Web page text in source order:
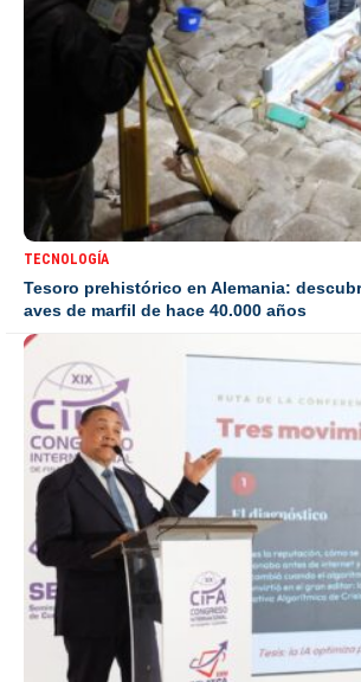
TECNOLOGÍA
Tesoro prehistórico en Alemania:
aves de marfil de hace 40.000 años